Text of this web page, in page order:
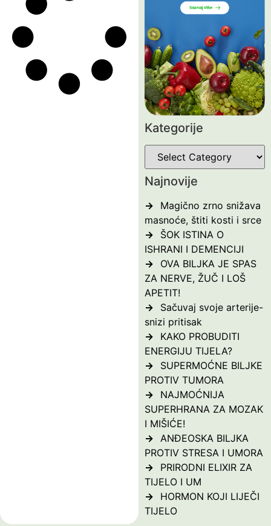
Kategorije
Najnovije
Magično zrno snižava
masnoće, štiti kosti i srce
ŠOK ISTINA O
ISHRANI I DEMENCIJI
OVA BILJKA JE SPAS
ZA NERVE, ŽUČ I LOŠ
APETIT!
Sačuvaj svoje arterije-
snizi pritisak
KAKO PROBUDITI
ENERGIJU TIJELA?
SUPERMOĆNE BILJKE
PROTIV TUMORA
NAJMOĆNIJA
SUPERHRANA ZA MOZAK
I MIŠIĆE!
ANĐEOSKA BILJKA
PROTIV STRESA I UMORA
PRIRODNI ELIXIR ZA
TIJELO I UM
HORMON KOJI LIJEČI
TIJELO